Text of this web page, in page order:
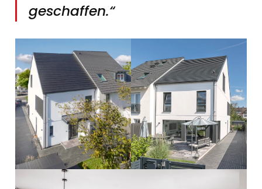
geschaffen.“